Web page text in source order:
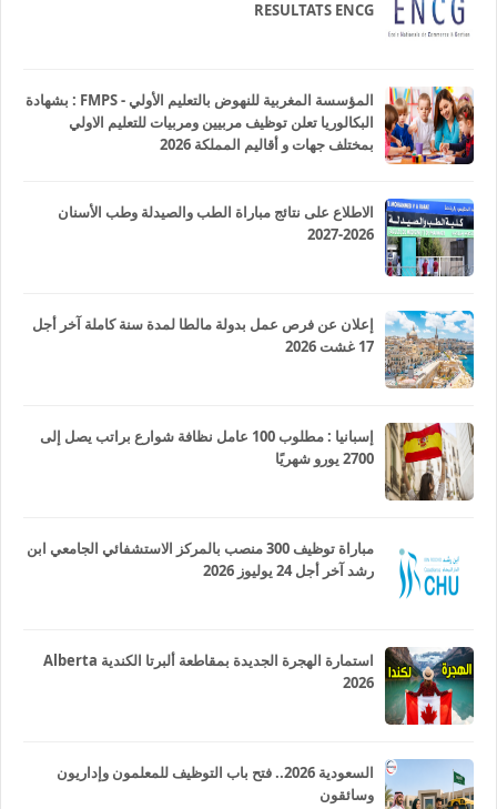
RESULTATS ENCG
المؤسسة المغربية للنهوض بالتعليم الأولي - FMPS : بشهادة
البكالوريا تعلن توظيف مربيين ومربيات للتعليم الاولي
بمختلف جهات و أقاليم المملكة 2026
الاطلاع على نتائج مباراة الطب والصيدلة وطب الأسنان
2026-2027
إعلان عن فرص عمل بدولة مالطا لمدة سنة كاملة آخر أجل
17 غشت 2026
إسبانيا : مطلوب 100 عامل نظافة شوارع براتب يصل إلى
2700 يورو شهريًا
مباراة توظيف 300 منصب بالمركز الاستشفائي الجامعي ابن
رشد آخر أجل 24 يوليوز 2026
استمارة الهجرة الجديدة بمقاطعة ألبرتا الكندية Alberta
2026
السعودية 2026.. فتح باب التوظيف للمعلمون وإداريون
وسائقون